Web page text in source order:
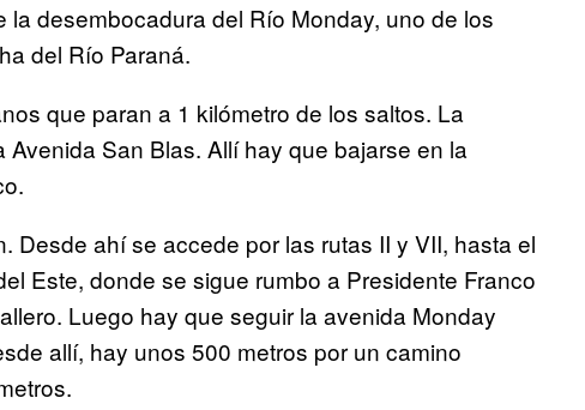
desembocadura del Río Monday, uno de los
del Río Paraná.
que paran a 1 kilómetro de los saltos. La
San Blas. Allí hay que bajarse en la
Desde ahí se accede por las rutas II y VII, hasta el
Este, donde se sigue rumbo a Presidente Franco
Luego hay que seguir la avenida Monday
allí, hay unos 500 metros por un camino